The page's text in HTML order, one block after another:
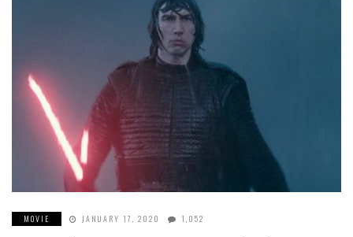
MOVIE JANUARY 17, 2020 1,052